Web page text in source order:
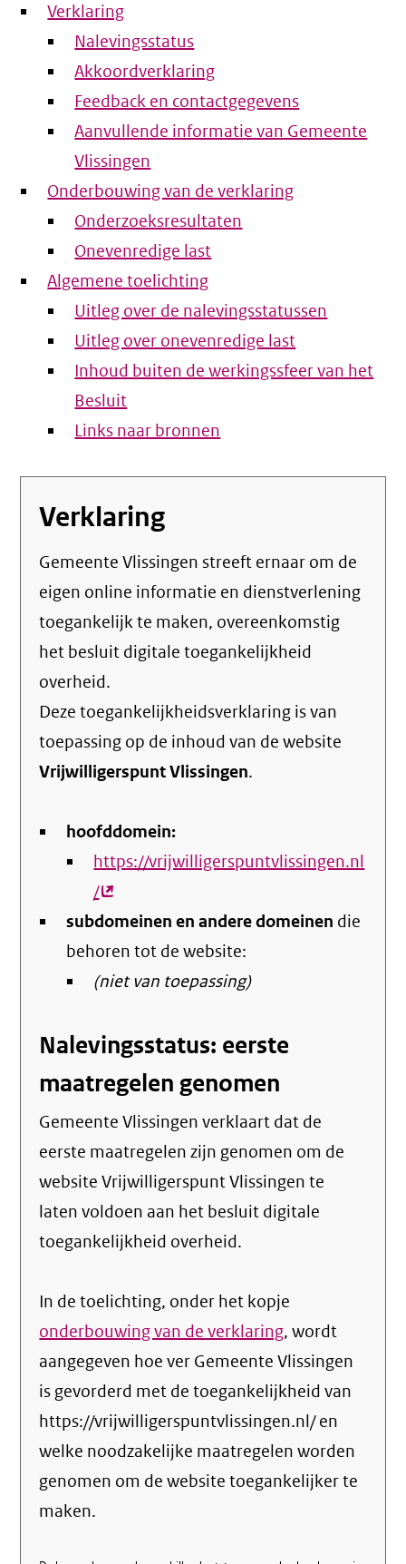
Verklaring
Nalevingsstatus
Akkoordverklaring
Feedback en contactgegevens
Aanvullende informatie van Gemeente
Vlissingen
Onderbouwing van de verklaring
Onderzoeksresultaten
Onevenredige last
Algemene toelichting
Uitleg over de nalevingsstatussen
Uitleg over onevenredige last
Inhoud buiten de werkingssfeer van het
Besluit
Links naar bronnen
Verklaring
Gemeente Vlissingen streeft ernaar om de
eigen online informatie en dienstverlening
toegankelijk te maken, overeenkomstig
het besluit digitale toegankelijkheid
overheid.
Deze toegankelijkheidsverklaring is van
toepassing op de inhoud van de website
Vrijwilligerspunt Vlissingen.
hoofddomein:
https://vrijwilligerspuntvlissingen.nl
/(externe
link)
subdomeinen en andere domeinen die
behoren tot de website:
(niet van toepassing)
Nalevingsstatus: eerste
maatregelen genomen
Gemeente Vlissingen verklaart dat de
eerste maatregelen zijn genomen om de
website Vrijwilligerspunt Vlissingen te
laten voldoen aan het besluit digitale
toegankelijkheid overheid.
In de toelichting, onder het kopje
onderbouwing van de verklaring, wordt
aangegeven hoe ver Gemeente Vlissingen
is gevorderd met de toegankelijkheid van
https://vrijwilligerspuntvlissingen.nl/ en
welke noodzakelijke maatregelen worden
genomen om de website toegankelijker te
maken.